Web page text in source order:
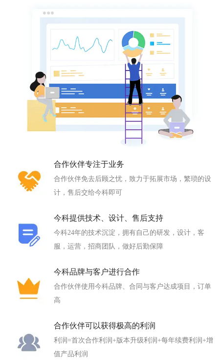
合作伙伴专注于业务
合作伙伴免去后顾之忧，致力于拓展市场，繁琐的设
计，售后交给今科即可
今科提供技术、设计、售后支持
今科24年的技术沉淀，拥有自己的研发，设计，客
服，运营，招商团队，做好后勤保障
今科品牌与客户进行合作
合作伙伴使用今科品牌、合同与客户达成项目，订单
高
合作伙伴可以获得极高的利润
利润=首次合作利润+版本升级利润+每年续费利润+增
值产品利润